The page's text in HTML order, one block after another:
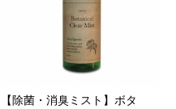
【除菌・消臭ミスト】ボタ